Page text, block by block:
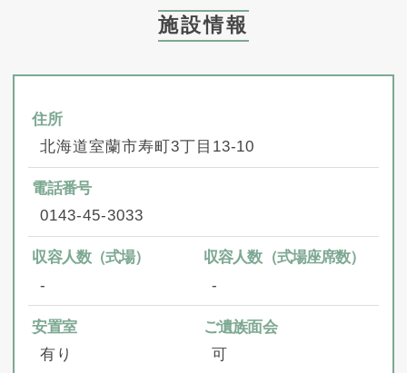
施設情報
住所
北海道室蘭市寿町3丁目13-10
電話番号
0143-45-3033
収容人数（式場）
‐
収容人数（式場座席数）
‐
安置室
有り
ご遺族面会
可